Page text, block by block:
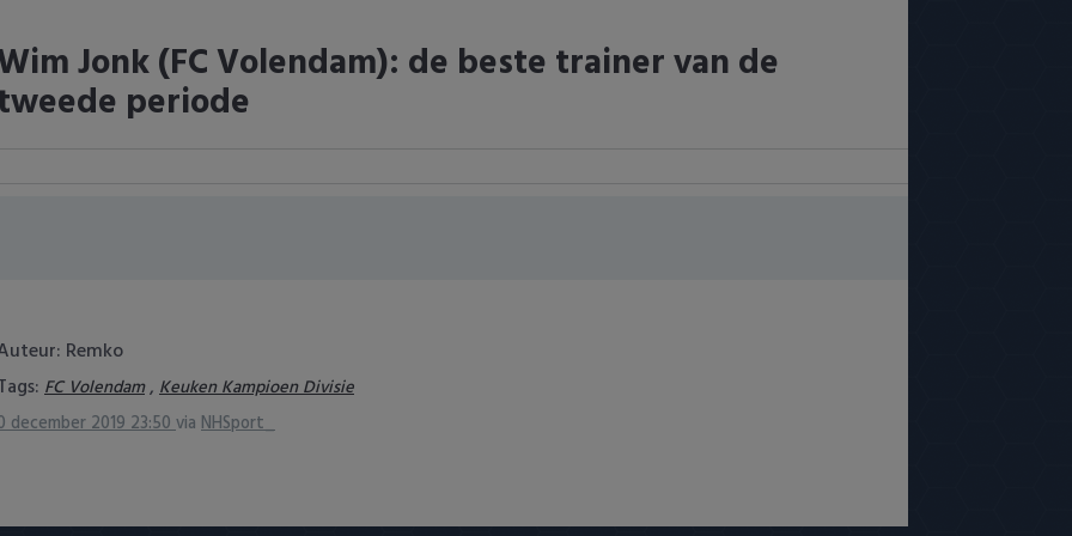
Jonk (FC Volendam): de beste trainer van de
periode
Remko
FC Volendam, Keuken Kampioen Divisie
december 2019 23:50via NHSport_